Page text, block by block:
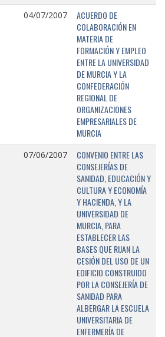
04/07/2007
ACUERDO DE
COLABORACIÓN EN
MATERIA DE
FORMACIÓN Y EMPLEO
ENTRE LA UNIVERSIDAD
DE MURCIA Y LA
CONFEDERACIÓN
REGIONAL DE
ORGANIZACIONES
EMPRESARIALES DE
MURCIA
07/06/2007
CONVENIO ENTRE LAS
CONSEJERÍAS DE
SANIDAD, EDUCACIÓN Y
CULTURA Y ECONOMÍA
Y HACIENDA, Y LA
UNIVERSIDAD DE
MURCIA, PARA
ESTABLECER LAS
BASES QUE RIJAN LA
CESIÓN DEL USO DE UN
EDIFICIO CONSTRUIDO
POR LA CONSEJERÍA DE
SANIDAD PARA
ALBERGAR LA ESCUELA
UNIVERSITARIA DE
ENFERMERÍA DE